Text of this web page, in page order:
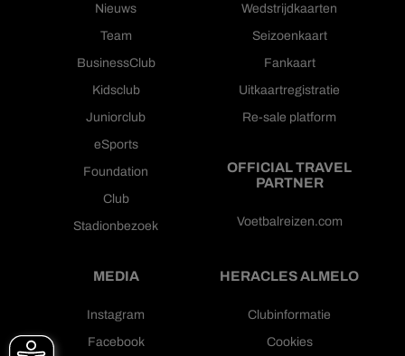
Nieuws
Team
BusinessClub
Kidsclub
Juniorclub
eSports
Foundation
Club
Stadionbezoek
Wedstrijdkaarten
Seizoenkaart
Fankaart
Uitkaartregistratie
Re-sale platform
OFFICIAL TRAVEL
PARTNER
Voetbalreizen.com
MEDIA
Instagram
Facebook
HERACLES ALMELO
Clubinformatie
Cookies